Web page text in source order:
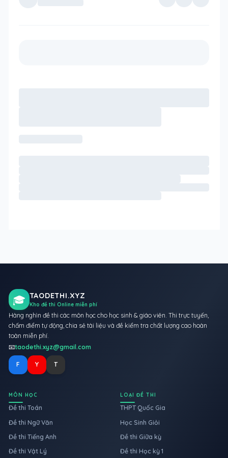
🎓 TAODETHI.XYZ
Kho đề thi Online miễn phí
Hàng nghìn đề thi các môn học cho học sinh & giáo viên. Thi trực tuyến,
chấm điểm tự động, chia sẻ tài liệu và đề kiểm tra chất lượng cao hoàn
toàn miễn phí.
📧taodethi.xyz@gmail.com
F Y T
MÔN HỌC
Đề thi Toán
Đề thi Ngữ Văn
Đề thi Tiếng Anh
Đề thi Vật Lý
LOẠI ĐỀ THI
THPT Quốc Gia
Học Sinh Giỏi
Đề thi Giữa kỳ
Đề thi Học kỳ 1